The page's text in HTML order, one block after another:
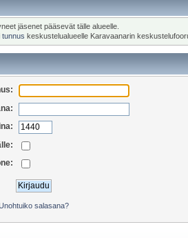
jäsenet pääsevät tälle alueelle.
tunnus keskustelualueelle Karavaanarin
salasana?